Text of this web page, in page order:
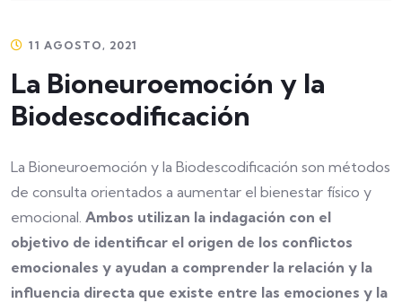
11 AGOSTO, 2021
La Bioneuroemoción y la
Biodescodificación
La Bioneuroemoción y la Biodescodificación son métodos
de consulta orientados a aumentar el bienestar físico y
emocional. Ambos utilizan la indagación con el
objetivo de identificar el origen de los conflictos
emocionales y ayudan a comprender la relación y la
influencia directa que existe entre las emociones y la